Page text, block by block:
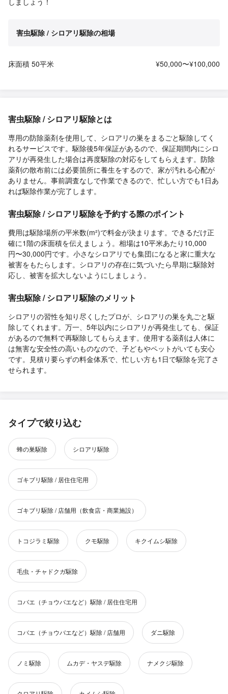
害虫駆除 / シロアリ駆除の相場
床面積 50平米 ¥50,000〜¥100,000
害虫駆除 / シロアリ駆除とは
専用の防除薬剤を使用して、シロアリの巣をまるごと駆除してく
れるサービスです。駆除後5年保証があるので、保証期間内にシロ
アリが再発生した場合は再度駆除の対応をしてもらえます。防除
薬剤の散布前には必要箇所に養生をするので、家が汚れる心配が
ありません。事前調査なしで作業できるので、忙しい方でも1日あ
れば駆除作業が完了します。
害虫駆除 / シロアリ駆除を予約する際のポイント
費用は駆除場所の平米数(m²)で料金が決まります。できるだけ正
確に1階の床面積を伝えましょう。相場は10平米あたり10,000
円〜30,000円です。小さなシロアリでも集団になると家に重大な
被害をもたらします。シロアリの存在に気づいたら早期に駆除対
応し、被害を拡大しないようにしましょう。
害虫駆除 / シロアリ駆除のメリット
シロアリの習性を知り尽くしたプロが、シロアリの巣を丸ごと駆
除してくれます。万一、5年以内にシロアリが再発生しても、保証
があるので無料で再駆除してもらえます。使用する薬剤は人体に
は無害な安全性の高いものなので、子どもやペットがいても安心
です。見積り要らずの料金体系で、忙しい方も1日で駆除を完了さ
せられます。
タイプで絞り込む
蜂の巣駆除 シロアリ駆除
ゴキブリ駆除 / 居住住宅用
ゴキブリ駆除 / 店舗用（飲食店・商業施設）
トコジラミ駆除 クモ駆除 キクイムシ駆除
毛虫・チャドクガ駆除
コバエ（チョウバエなど）駆除 / 居住住宅用
コバエ（チョウバエなど）駆除 / 店舗用 ダニ駆除
ノミ駆除 ムカデ・ヤスデ駆除 ナメクジ駆除